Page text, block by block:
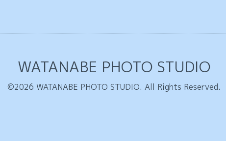
WATANABE PHOTO STUDIO
©2026 WATANABE PHOTO STUDIO. All Rights Reserved.